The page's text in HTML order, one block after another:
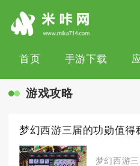
首页 手游下载
游戏攻略
梦幻西游三届的功勋值得
梦幻西游